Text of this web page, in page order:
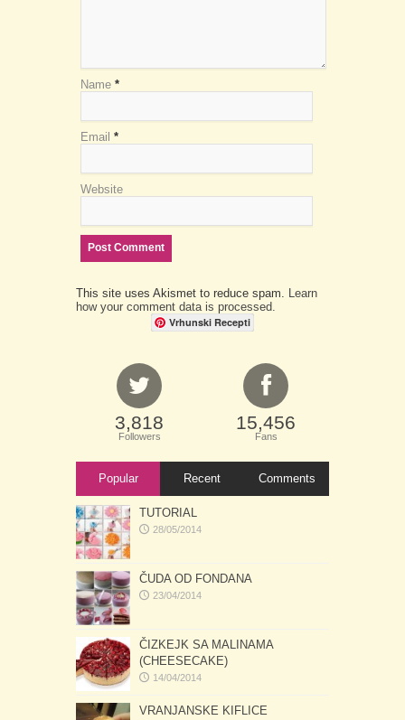
Name *
Email *
Website
This site uses Akismet to reduce spam. Learn
how your comment data is processed.
Vrhunski Recepti
3,818
Followers
15,456
Fans
Popular Recent Comments
TUTORIAL
28/05/2014
ČUDA OD FONDANA
23/04/2014
ČIZKEJK SA MALINAMA
(CHEESECAKE)
14/04/2014
VRANJANSKE KIFLICE